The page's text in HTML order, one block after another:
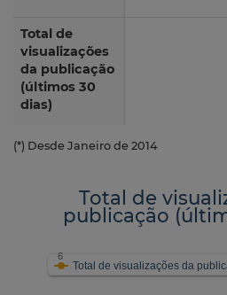
Total de
visualizações
da publicação
(últimos 30
dias)
(*) Desde Janeiro de 2014
Total de
publicação
Total de visualizações da
6